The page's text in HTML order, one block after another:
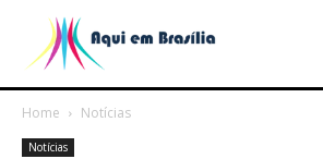
Home Notícias
Notícias